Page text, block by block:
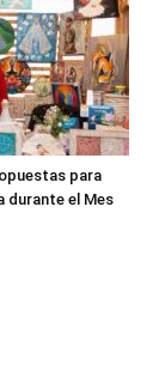
para
durante el Mes